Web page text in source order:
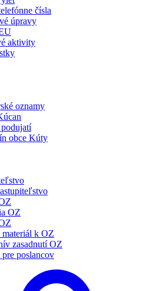
čísla
úpravy
aktivity
oznamy
obce Kúty
OZ
materiál k OZ
zasadnutí OZ
poslancov